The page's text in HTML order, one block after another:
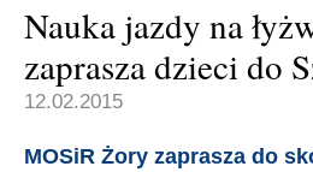
Nauka jazdy na
zaprasza dzieci do
12.02.2015
MOSiR Żory zaprasza do